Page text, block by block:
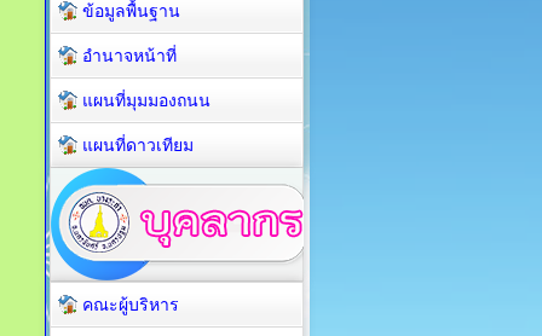
ข้อมูลพื้นฐาน
อำนาจหน้าที่
แผนที่มุมมองถนน
แผนที่ดาวเทียม
คณะผู้บริหาร